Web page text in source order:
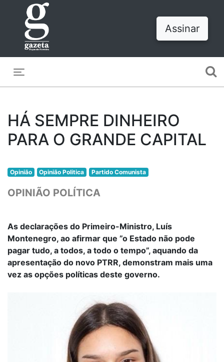
Assinar
HÁ SEMPRE DINHEIRO
PARA O GRANDE CAPITAL
Opinião Opinião Politica Partido Comunista
OPINIÃO POLÍTICA
As declarações do Primeiro-Ministro, Luís
Montenegro, ao afirmar que ”o Estado não pode
pagar tudo, a todos, a todo o tempo”, aquando da
apresentação do novo PTRR, demonstram mais uma
vez as opções políticas deste governo.